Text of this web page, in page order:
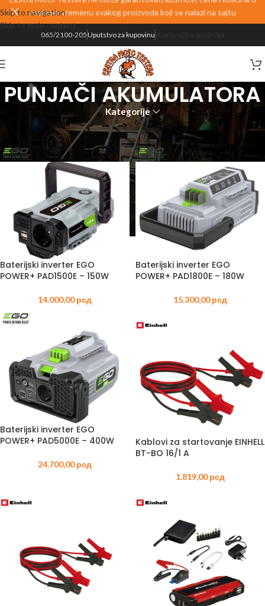
Skip to navigation
Skip to main content
realnom vremenu svakog proizvoda koji se nalazi na sajtu
065/2100-205Uputstvo za kupovinu
PUNJAČI AKUMULATORA
Kategorije
PROIZVODI ALATI PUNJAČI AKUMULATORA
Baterijski inverter EGO
POWER+ PAD1500E – 150W
14.000,00рсд
Baterijski inverter EGO
POWER+ PAD1800E – 180W
15.300,00рсд
Baterijski inverter EGO
POWER+ PAD5000E – 400W
24.700,00рсд
Kablovi za startovanje EINHELL
BT-BO 16/1 A
1.819,00рсд